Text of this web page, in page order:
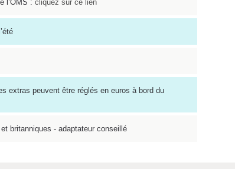
l’OMS : cliquez sur ce lien
extras peuvent être réglés en euros à bord du
britanniques - adaptateur conseillé